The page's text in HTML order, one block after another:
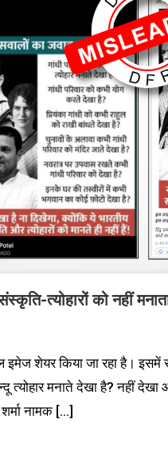
संस्कृति-त्योहारों को नहीं
शेयर किया जा रहा है। इसमें
त्योहार मनाते देखा है? नहीं
शर्मा नामक […]